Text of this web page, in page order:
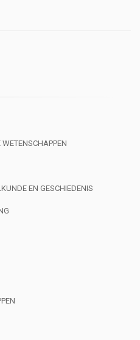
EN GESCHIEDENIS